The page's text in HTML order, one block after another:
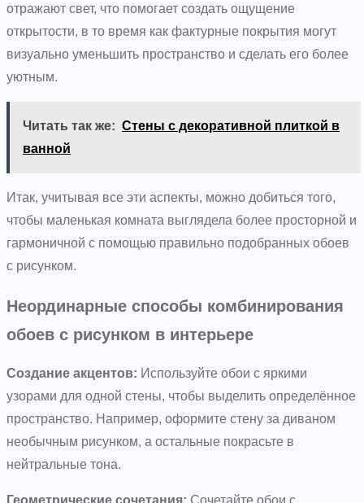
отражают свет, что помогает создать ощущение
открытости, в то время как фактурные покрытия могут
визуально уменьшить пространство и сделать его более
уютным.
Читать так же: Стены с декоративной плиткой в
ванной
Итак, учитывая все эти аспекты, можно добиться того,
чтобы маленькая комната выглядела более просторной и
гармоничной с помощью правильно подобранных обоев
с рисунком.
Неординарные способы комбинирования
обоев с рисунком в интерьере
Создание акцентов: Используйте обои с яркими
узорами для одной стены, чтобы выделить определённое
пространство. Например, оформите стену за диваном
необычным рисунком, а остальные покрасьте в
нейтральные тона.
Геометрические сочетания: Сочетайте обои с